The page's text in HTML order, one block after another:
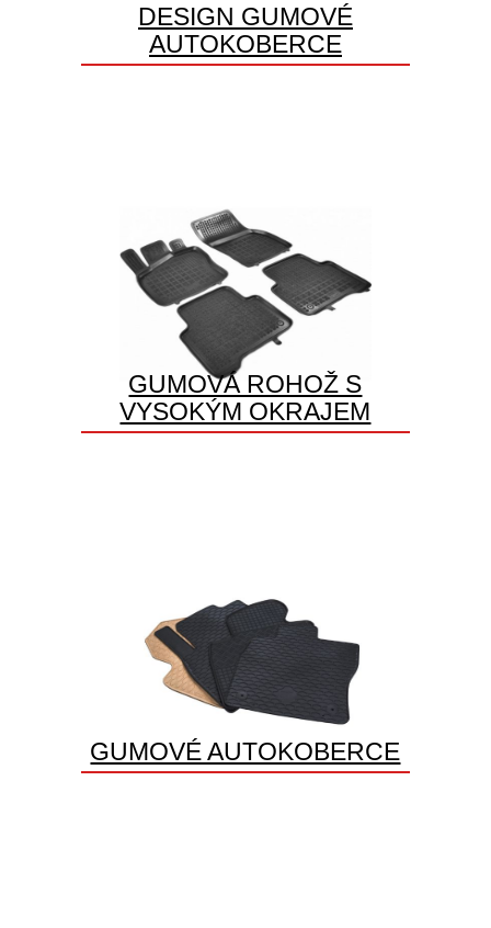
DESIGN GUMOVÉ
AUTOKOBERCE
GUMOVÁ ROHOŽ S
VYSOKÝM OKRAJEM
GUMOVÉ AUTOKOBERCE